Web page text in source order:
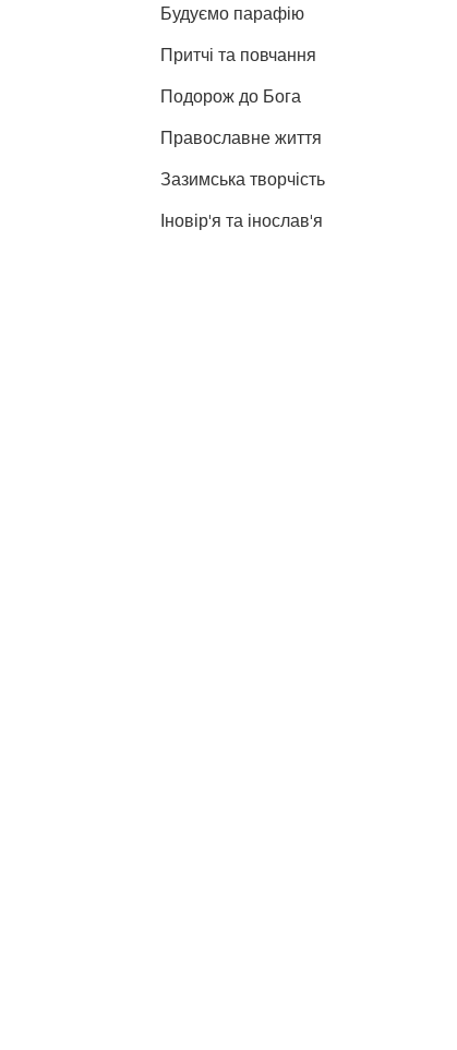
Будуємо парафію
Притчі та повчання
Подорож до Бога
Православне життя
Зазимська творчість
Іновір'я та інослав'я